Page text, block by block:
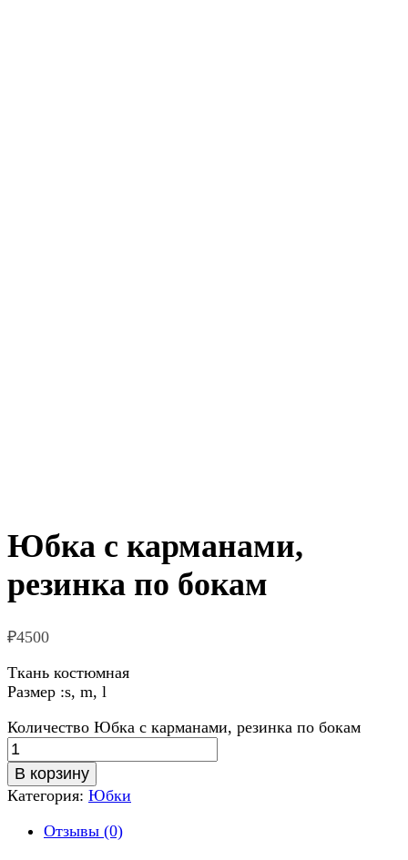
Юбка с карманами,
резинка по бокам
₽4500
Ткань костюмная
Размер :s, m, l
Количество Юбка с карманами, резинка по бокам
В корзину
Категория: Юбки
Отзывы (0)